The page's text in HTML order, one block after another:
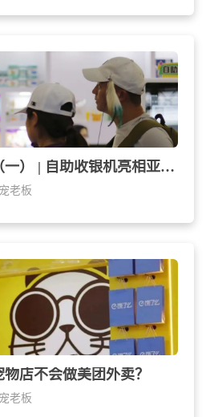
宠老板为门店支招（一） | 自助收银机亮相亚宠展
老板
店不会做美团外卖？
老板